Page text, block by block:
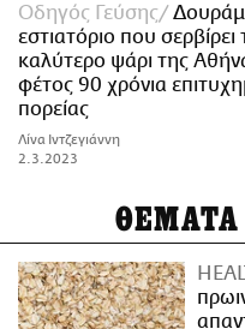
Οδηγός Γεύσης
εστιατόριο που σερβίρει
καλύτερο ψάρι της
φέτος 90 χρόνια
πορείας
Λίνα Ιντζεγιάννη
2.3.2023
ΘΕΜΑΤΑ